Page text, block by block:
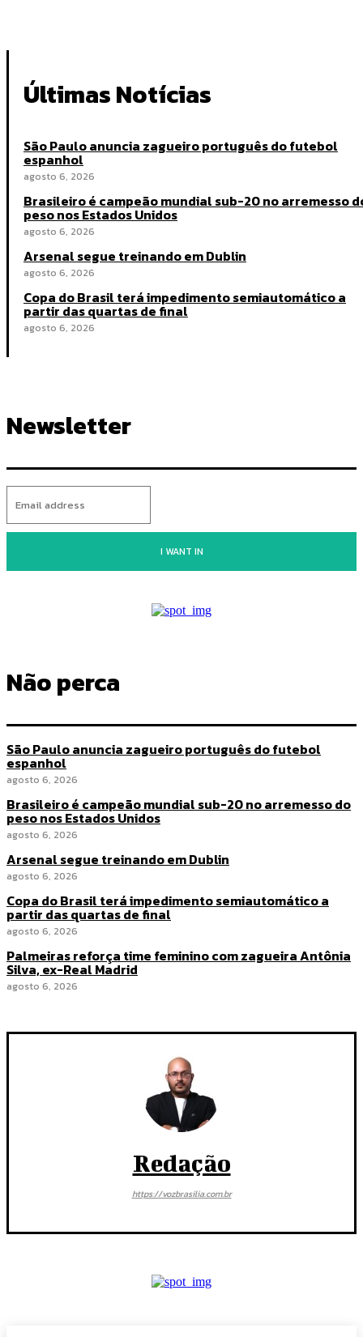
Últimas Notícias
São Paulo anuncia zagueiro português do futebol
espanhol
agosto 6, 2026
Brasileiro é campeão mundial sub-20 no arremesso
peso nos Estados Unidos
agosto 6, 2026
Arsenal segue treinando em Dublin
agosto 6, 2026
Copa do Brasil terá impedimento semiautomático a
partir das quartas de final
agosto 6, 2026
Newsletter
I WANT IN
Não perca
São Paulo anuncia zagueiro português do futebol
espanhol
agosto 6, 2026
Brasileiro é campeão mundial sub-20 no arremesso do
peso nos Estados Unidos
agosto 6, 2026
Arsenal segue treinando em Dublin
agosto 6, 2026
Copa do Brasil terá impedimento semiautomático a
partir das quartas de final
agosto 6, 2026
Palmeiras reforça time feminino com zagueira Antônia
Silva, ex-Real Madrid
agosto 6, 2026
Redação
https://vozbrasilia.com.br